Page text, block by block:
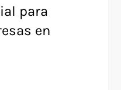
para
en